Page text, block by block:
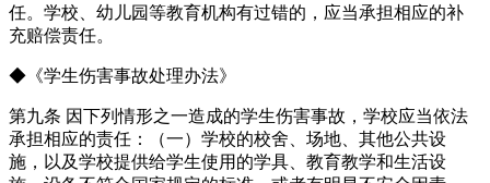
任。学校、幼儿园等教育机构有过错的，应当承担相应的补
充赔偿责任。
◆《学生伤害事故处理办法》
第九条 因下列情形之一造成的学生伤害事故，学校应当依法
承担相应的责任：（一）学校的校舍、场地、其他公共设
施，以及学校提供给学生使用的学具、教育教学和生活设